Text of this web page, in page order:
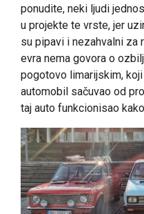
ponudite, neki ljudi
u projekte te vrste, jer
su pipavi i nezahvalni za
evra nema govora o
pogotovo limarijskim,
automobil sačuvao od
taj auto funkcionisao